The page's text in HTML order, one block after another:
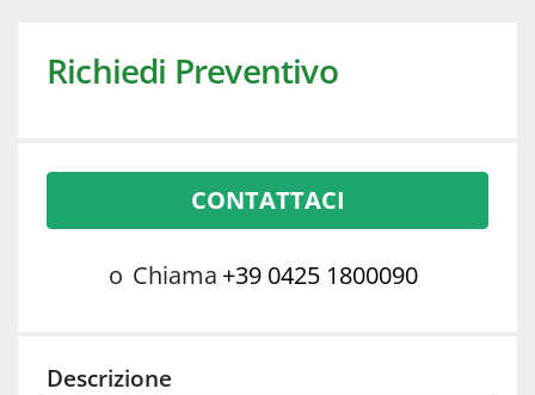
Richiedi Preventivo
CONTATTACI
o Chiama +39 0425 1800090
Descrizione